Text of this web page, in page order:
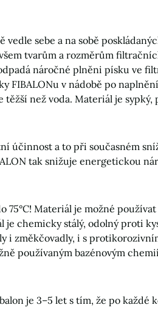
vedle sebe a na sobě
tvarům a rozměrům
náročné plněni písku ve
FIBALONu v nádobě po
než voda. Materiál je
účinnost a to při současném
tak snižuje energetickou
75°C! Materiál je možné
je chemicky stálý, odolný proti
i změkčovadly, i s
používaným bazénovým
je 3–5 let s tím, že po